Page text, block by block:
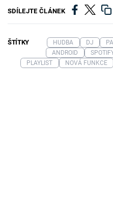
SDÍLEJTE ČLÁNEK
ŠTÍTKY HUDBA DJ
ANDROID
PLAYLIST
NOVÁ FUNKCE